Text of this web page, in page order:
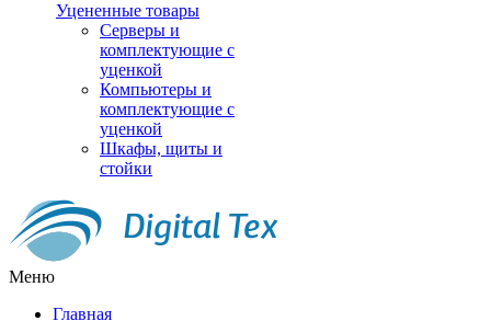
Уцененные товары
Серверы и
комплектующие с
уценкой
Компьютеры и
комплектующие с
уценкой
Шкафы, щиты и
стойки
Меню
Главная